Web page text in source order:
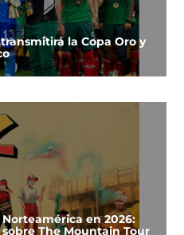
la Copa Oro y
en 2026:
The Mountain Tour